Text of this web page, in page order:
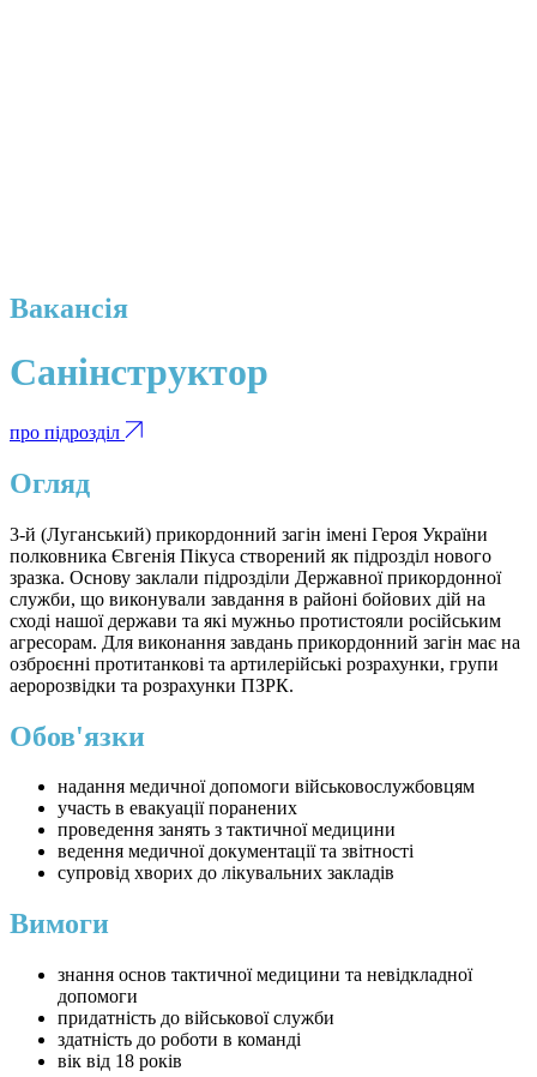
Вакансія
Санінструктор
про підрозділ
Огляд
3-й (Луганський) прикордонний загін імені Героя України
полковника Євгенія Пікуса створений як підрозділ нового
зразка. Основу заклали підрозділи Державної прикордонної
служби, що виконували завдання в районі бойових дій на
сході нашої держави та які мужньо протистояли російським
агресорам. Для виконання завдань прикордонний загін має на
озброєнні протитанкові та артилерійські розрахунки, групи
аеророзвідки та розрахунки ПЗРК.
Обов'язки
надання медичної допомоги військовослужбовцям
участь в евакуації поранених
проведення занять з тактичної медицини
ведення медичної документації та звітності
супровід хворих до лікувальних закладів
Вимоги
знання основ тактичної медицини та невідкладної
допомоги
придатність до військової служби
здатність до роботи в команді
вік від 18 років